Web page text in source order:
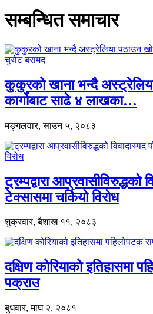
सम्बन्धित समाचार
कुकुरको खाना भन्दै
कार्गोबाट साढे ४ लाखका…
मङ्गलवार, साउन ५, २०८३
ट्रम्पद्वारा आप्रवासीविरुद्धको
टेक्सासमा चर्कियो विरोध
शुक्रवार, बैशाख ११, २०८३
दक्षिण कोरियाको इतिहासमा
पक्राउ
बुधवार, माघ २, २०८१